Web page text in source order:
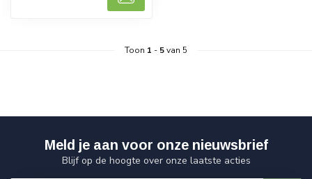
Toon 1 - 5van 5
Meld je aan voor onze nieuwsbrief
Blijf op de hoogte over onze laatste acties